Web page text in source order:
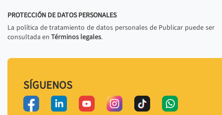
PROTECCIÓN DE DATOS PERSONALES
La política de tratamiento de datos personales de Publicar puede ser
consultada en Términos legales.
SÍGUENOS